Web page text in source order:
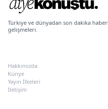
Türkiye ve dünyadan son dakika
gelişmeleri.
Hakkımızda
Künye
Yayın İlkeleri
İletişim